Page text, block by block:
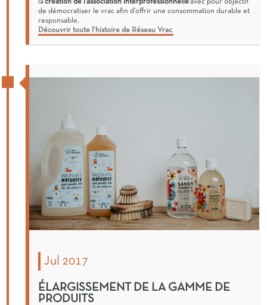
lacréation de l’association interprofessionnelleavec pour objectif
de démocratiser le vrac afin d’offrir une consommation durable et
responsable.
Découvrir toute l’histoire de Réseau Vrac
Jul 2017
ÉLARGISSEMENT DE LA GAMME DE
PRODUITS